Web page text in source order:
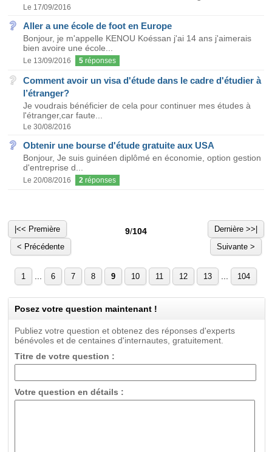
Le 17/09/2016
Aller a une école de foot en Europe
Bonjour, je m'appelle KENOU Koéssan j'ai 14 ans j'aimerais
bien avoire une école...
Le 13/09/2016 5 réponses
Comment avoir un visa d'étude dans le cadre d'étudier à
l’étranger?
Je voudrais bénéficier de cela pour continuer mes études à
l'étranger,car faute...
Le 30/08/2016
Obtenir une bourse d'étude gratuite aux USA
Bonjour, Je suis guinéen diplômé en économie, option gestion
d'entreprise d...
Le 20/08/2016 2 réponses
|<< Première
< Précédente
9/104
Dernière >>|
Suivante >
1 6 7 8 9 10 11 12 13 104
Posez votre question maintenant !
Publiez votre question et obtenez des réponses d'experts
bénévoles et de centaines d'internautes, gratuitement.
Titre de votre question :
Votre question en détails :